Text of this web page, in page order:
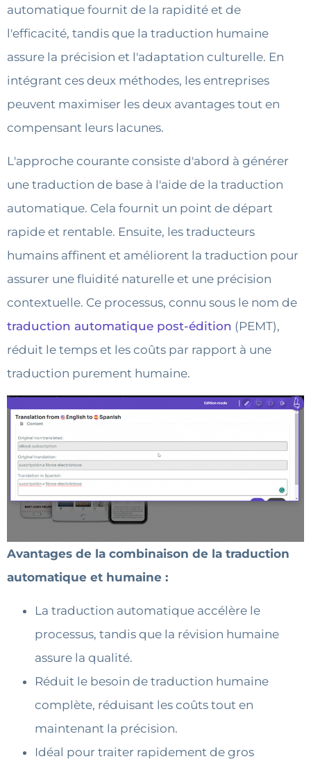
automatique fournit de la rapidité et de
l'efficacité, tandis que la traduction humaine
assure la précision et l'adaptation culturelle. En
intégrant ces deux méthodes, les entreprises
peuvent maximiser les deux avantages tout en
compensant leurs lacunes.
L'approche courante consiste d'abord à générer
une traduction de base à l'aide de la traduction
automatique. Cela fournit un point de départ
rapide et rentable. Ensuite, les traducteurs
humains affinent et améliorent la traduction pour
assurer une fluidité naturelle et une précision
contextuelle. Ce processus, connu sous le nom de
traduction automatique post-édition (PEMT),
réduit le temps et les coûts par rapport à une
traduction purement humaine.
Avantages de la combinaison de la traduction
automatique et humaine :
La traduction automatique accélère le
processus, tandis que la révision humaine
assure la qualité.
Réduit le besoin de traduction humaine
complète, réduisant les coûts tout en
maintenant la précision.
Idéal pour traiter rapidement de gros